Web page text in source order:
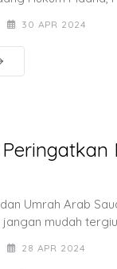
30 APR 2024
Umrah Arab
jangan mudah
28 APR 2024